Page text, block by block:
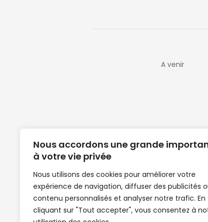
Nous accordons une grande
à votre vie privée
Nous utilisons des cookies pour améliorer votre
expérience de navigation, diffuser des publicités
contenu personnalisés et analyser notre trafic. En
cliquant sur "Tout accepter", vous consentez à
A venir
Clubs de football en Guinée |
de Guinée de football | Mercato |
News | Match en direct | But | Actualité